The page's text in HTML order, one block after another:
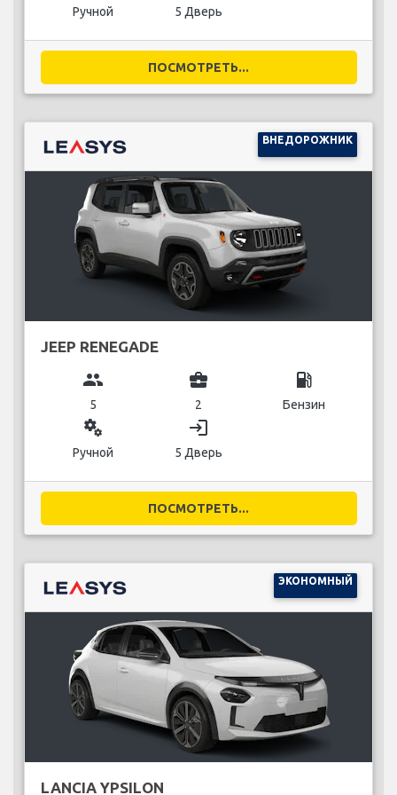
Ручной 5 Дверь
ПОСМОТРЕТЬ...
ВНЕДОРОЖНИК
JEEP RENEGADE
group
5
business_center
2
local_gas_station
Бензин
miscellaneous_services
Ручной
login
5 Дверь
ПОСМОТРЕТЬ...
ЭКОНОМНЫЙ
LANCIA YPSILON